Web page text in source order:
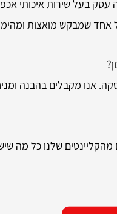
עסק בעל שירות איכותי
אחד שמבקש מואצות
אנו מקבלים בהבנה
מהקליינטים שלנו כל מה